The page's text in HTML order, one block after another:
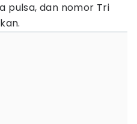
pulsa, dan nomor Tri